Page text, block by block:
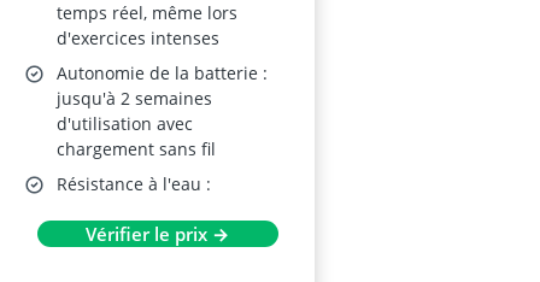
temps réel, même lors
d'exercices intenses
Autonomie de la batterie :
jusqu'à 2 semaines
d'utilisation avec
chargement sans fil
Résistance à l'eau :
Vérifier le prix →